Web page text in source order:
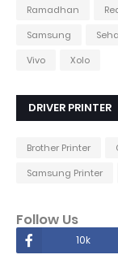
Ramadhan
Samsung
Vivo
Xolo
DRIVER PRINTER
Brother Printer
Samsung Printer
Follow Us
10k